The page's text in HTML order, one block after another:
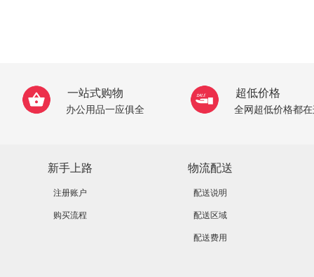
一站式购物
办公用品一应俱全
超低价格
全网超低价格都
新手上路
注册账户
购买流程
物流配送
配送说明
配送区域
配送费用